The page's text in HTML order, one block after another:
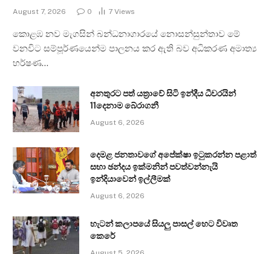
August 7, 2026 0 7 Views
කොළඹ නව මැගසින් බන්ධනාගාරයේ නොසන්සුන්තාව මේ
වනවිට සම්පූර්ණයෙන්ම පාලනය කර ඇති බව අධිකරණ අමාත්‍ය
හර්ෂණ…
අනතුරට පත් යත්‍රාවේ සිටි ඉන්දීය ධීවරයින්
11දෙනාම බේරාගනී
August 6, 2026
දෙමළ ජනතාවගේ අපේක්ෂා ඉටුකරන්න පළාත්
සභා ඡන්දය ඉක්මනින් පවත්වන්නැයි
ඉන්දියාවෙන් ඉල්ලීමක්
August 6, 2026
හැටන් කලාපයේ සියලු පාසල් හෙට විවෘත
කෙරේ